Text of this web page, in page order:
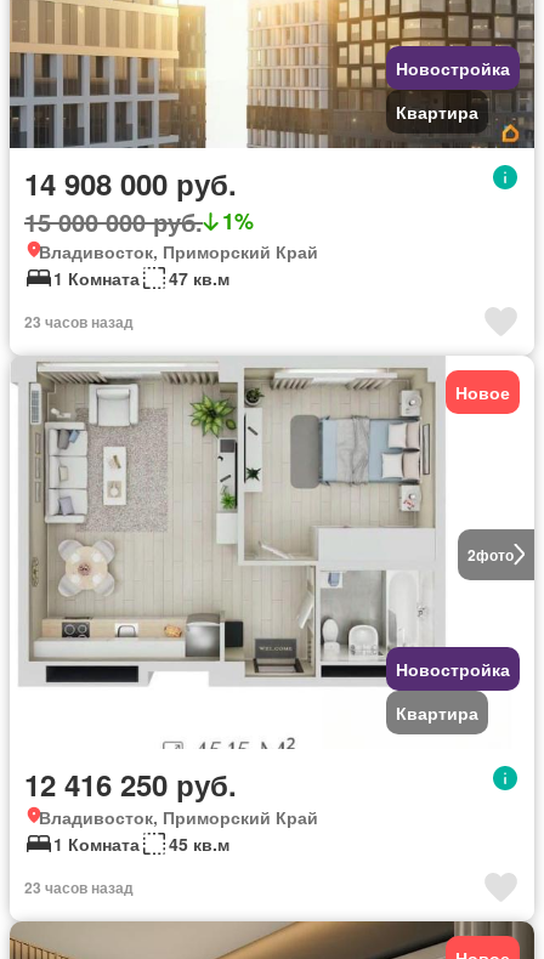
Новостройка
Квартира
14 908 000 руб.
15 000 000 руб. 1%
Владивосток, Приморский Край
1 Комната
47 кв.м
23 часов назад
2фото
Новое
Новостройка
Квартира
12 416 250 руб.
Владивосток, Приморский Край
1 Комната
45 кв.м
23 часов назад